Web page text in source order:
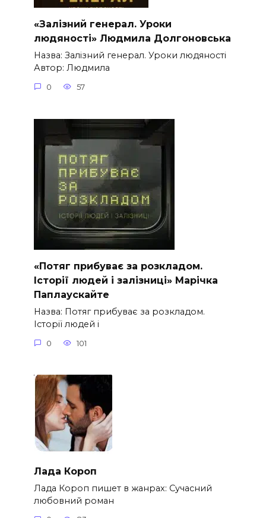
«Залізний генерал. Уроки
людяності» Людмила Долгоновська
Назва: Залізний генерал. Уроки людяності
Автор: Людмила
0 57
«Потяг прибуває за розкладом.
Історії людей і залізниці» Марічка
Паплаускайте
Назва: Потяг прибуває за розкладом.
Історії людей і
0 101
Лада Короп
Лада Короп пишет в жанрах: Сучасний
любовний роман